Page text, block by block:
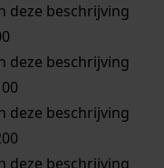
deze beschrijving
deze beschrijving
deze beschrijving
deze beschrijving